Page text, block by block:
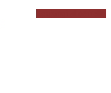
era:
45,00 €.
è: